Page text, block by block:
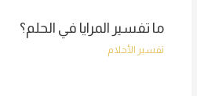
ما تفسير المرايا في الحلم؟
تفسير الأحلام